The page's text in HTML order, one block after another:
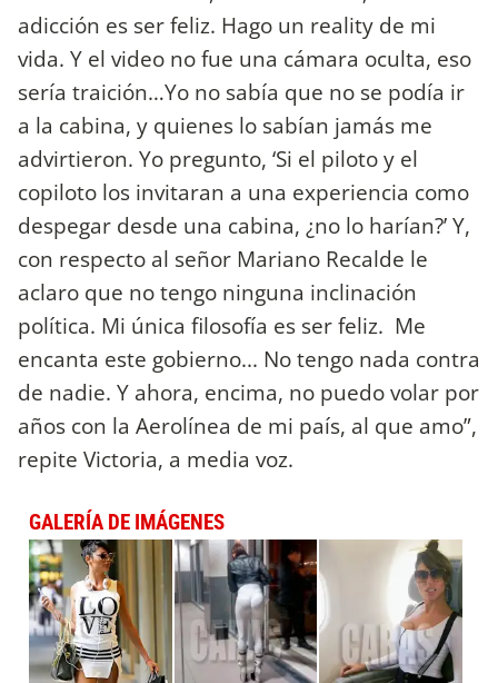
adicción es ser feliz. Hago un reality de mi
vida. Y el video no fue una cámara oculta, eso
sería traición…Yo no sabía que no se podía ir
a la cabina, y quienes lo sabían jamás me
advirtieron. Yo pregunto, ‘Si el piloto y el
copiloto los invitaran a una experiencia como
despegar desde una cabina, ¿no lo harían?’ Y,
con respecto al señor Mariano Recalde le
aclaro que no tengo ninguna inclinación
política. Mi única filosofía es ser feliz. Me
encanta este gobierno... No tengo nada contra
de nadie. Y ahora, encima, no puedo volar por
años con la Aerolínea de mi país, al que amo”,
repite Victoria, a media voz.
GALERÍA DE IMÁGENES